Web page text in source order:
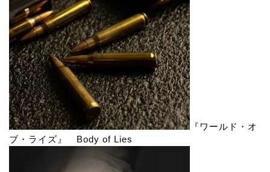
『ワールド・オ
ブ・ライズ』 Body of Lies